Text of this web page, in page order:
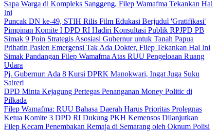
Sapa Warga di Kompleks Sanggeng, Filep Wamafma Tekankan Hal
Ini
Puncak DN ke-49, STIH Rilis Film Edukasi Berjudul 'Gratifikasi'
Pimpinan Komite I DPD RI Hadiri Konsultasi Publik RPJPD PB
Simak 9 Poin Strategis Asosiasi Gubernur untuk Tanah Papua
Prihatin Pasien Emergensi Tak Ada Dokter, Filep Tekankan Hal Ini
Simak Pandangan Filep Wamafma Atas RUU Pengeloaan Ruang
Udara
Pj. Gubernur: Ada 8 Kursi DPRK Manokwari, Ingat Juga Suku
Saireri
DPD Minta Kejagung Pertegas Penanganan Money Politic di
Pilkada
Filep Wamafma: RUU Bahasa Daerah Harus Prioritas Prolegnas
Ketua Komite 3 DPD RI Dukung PKH Kemensos Dilanjutkan
Filep Kecam Penembakan Remaja di Semarang oleh Oknum Polisi